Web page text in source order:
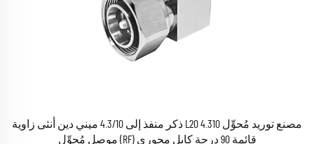
مصنع توريد مُحوِّل 4.310 L20 ذكر منفذ إلى 4.3/10 ميني دين أنثى زاوية
قائمة 90 درجة كابل محوري (RF) موصل مُحوِّل